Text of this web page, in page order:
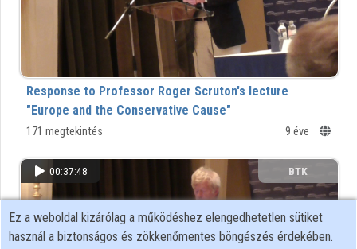
Response to Professor Roger Scruton's lecture
"Europe and the Conservative Cause"
171 megtekintés 9 éve
00:37:48 BTK
Ez a weboldal kizárólag a működéshez elengedhetetlen sütiket
használ a biztonságos és zökkenőmentes böngészés érdekében.